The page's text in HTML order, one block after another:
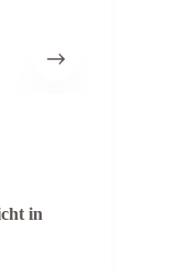
in